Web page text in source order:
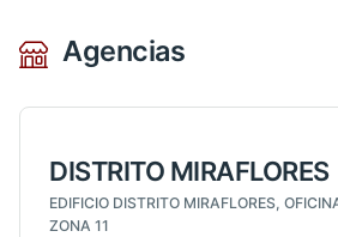
Agencias
DISTRITO MIRAFLORES
EDIFICIO DISTRITO MIRAFLORES,
ZONA 11